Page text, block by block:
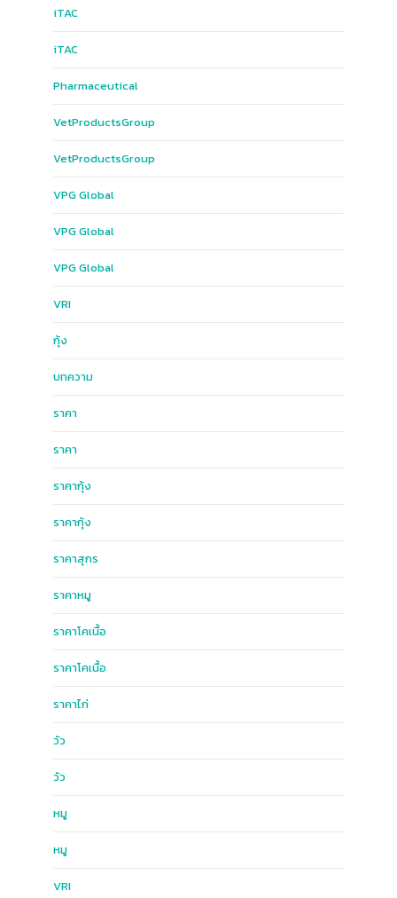
iTAC
iTAC
Pharmaceutical
Vet​Products​Group​
Vet​Products​Group​
VPG​ Global​
VPG Global
VPG​ Global​
VRI
กุ้ง
บทความ
ราคา
ราคา
ราคากุ้ง
ราคากุ้ง
ราคาสุกร
ราคาหมู
ราคาโคเนื้อ
ราคาโคเนื้อ
ราคาไก่
วัว
วัว
หมู
หมู
ฺVRI